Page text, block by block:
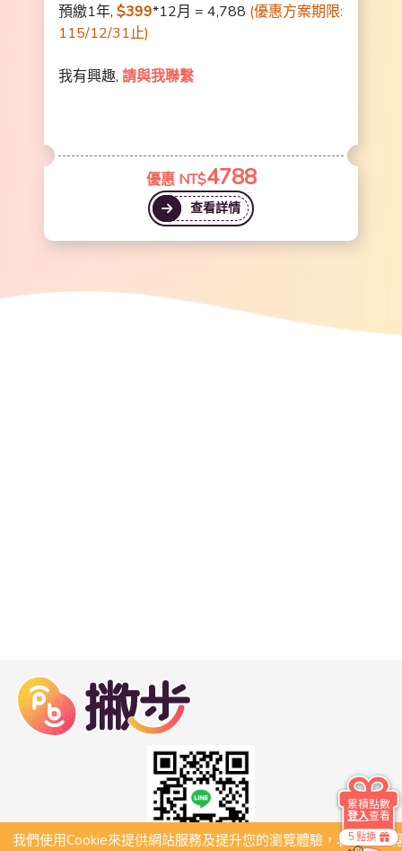
預繳1年, $399*12月 = 4,788 (優惠方案期限:
115/12/31止)
我有興趣, 請與我聯繫
查看詳情
優惠 NT$4788
我們使用Cookie來提供網站服務及提升您的瀏覽體驗，若繼續瀏
5 點換
累積點數
登入查看